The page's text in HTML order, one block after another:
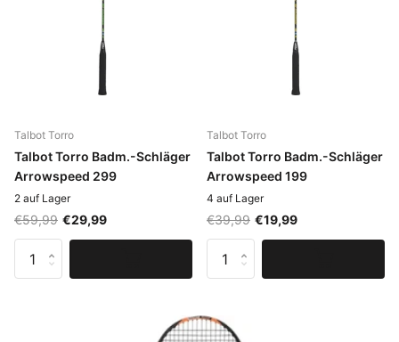
Talbot Torro
Talbot Torro Badm.-Schläger
Arrowspeed 299
2 auf Lager
€59,99 €29,99
Talbot Torro
Talbot Torro Badm.-Schläger
Arrowspeed 199
4 auf Lager
€39,99 €19,99